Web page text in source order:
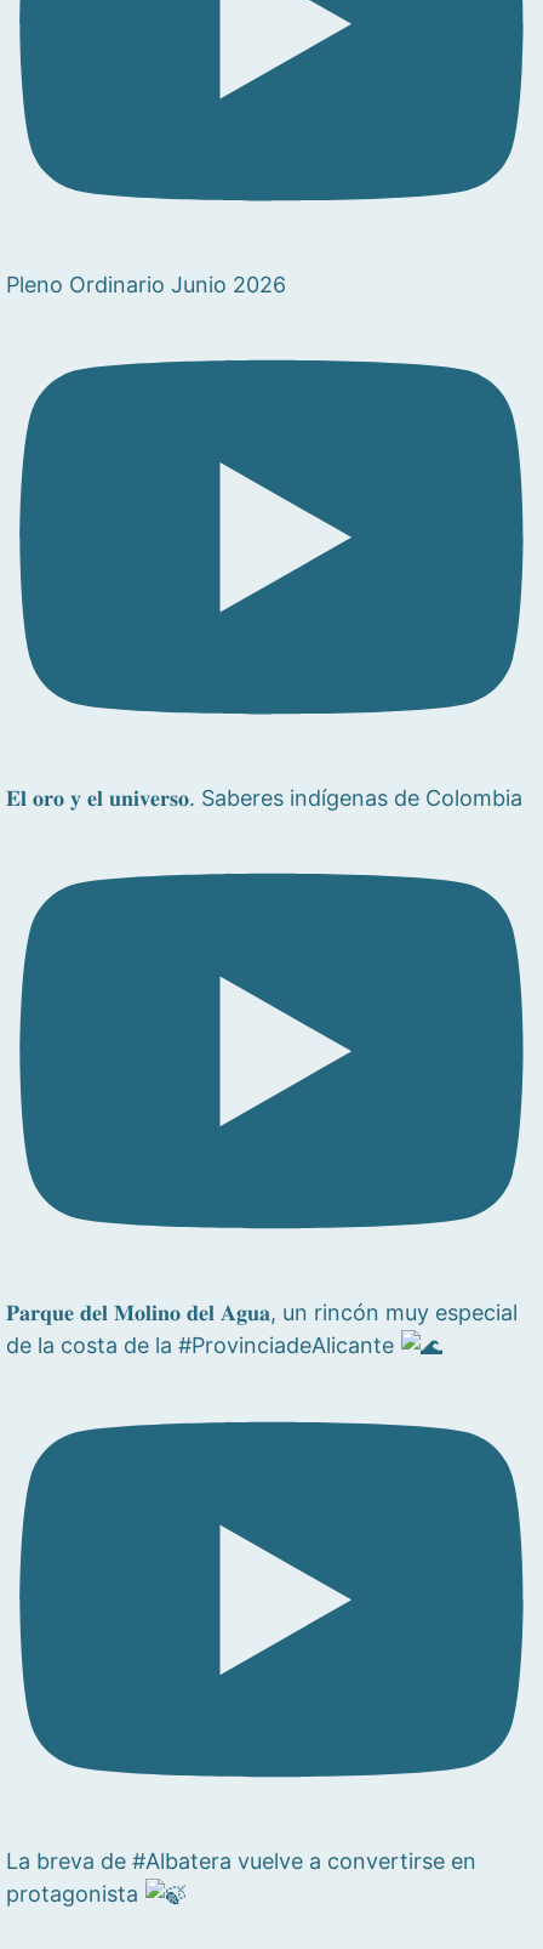
Pleno Ordinario Junio 2026
𝐄𝐥 𝐨𝐫𝐨 𝐲 𝐞𝐥 𝐮𝐧𝐢𝐯𝐞𝐫𝐬𝐨. Saberes indígenas de Colombia
𝐏𝐚𝐫𝐪𝐮𝐞 𝐝𝐞𝐥 𝐌𝐨𝐥𝐢𝐧𝐨 𝐝𝐞𝐥 𝐀𝐠𝐮𝐚, un rincón muy especial
de la costa de la #ProvinciadeAlicante
La breva de #Albatera vuelve a convertirse en
protagonista